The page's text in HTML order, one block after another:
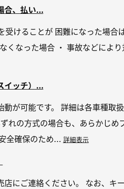
合、払い...
けることが 困難になった場合
くなった場合 ・ 事故などによ
イッチ）...
が可能です。 詳細は各車種取
れの方式の場合も、あらかじめ
全確保のため... 詳細表示
にご連絡ください。 なお、キ